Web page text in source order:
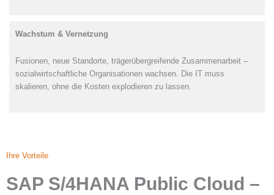
Wachstum & Vernetzung
Fusionen, neue Standorte, trägerübergreifende Zusammenarbeit –
sozialwirtschaftliche Organisationen wachsen. Die IT muss
skalieren, ohne die Kosten explodieren zu lassen.
Ihre Vorteile
SAP S/4HANA Public Cloud –